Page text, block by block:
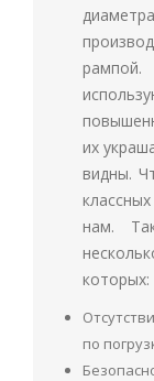
их
видны.
нам.
которых:
по